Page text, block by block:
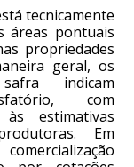
tecnicamente
áreas pontuais
propriedades
geral, os
indicam
com
estimativas
Em